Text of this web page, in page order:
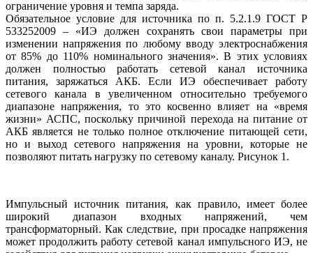
ограничение уровня и темпа заряда.
Обязательное условие для источника по п. 5.2.1.9 ГОСТ Р
533252009 – «ИЭ должен сохранять свои параметры при
изменении напряжения по любому вводу электроснабжения
от 85% до 110% номинального значения». В этих условиях
должен полностью работать сетевой канал источника
питания, заряжаться АКБ. Если ИЭ обеспечивает работу
сетевого канала в увеличенном относительно требуемого
диапазоне напряжения, то это косвенно влияет на «время
жизни» АСПС, поскольку причиной перехода на питание от
АКБ является не только полное отключение питающей сети,
но и выход сетевого напряжения на уровни, которые не
позволяют питать нагрузку по сетевому каналу. Рисунок 1.
Импульсный источник питания, как правило, имеет более
широкий диапазон входных напряжений, чем
трансформаторный. Как следствие, при просадке напряжения
может продолжить работу сетевой канал импульсного ИЭ, не